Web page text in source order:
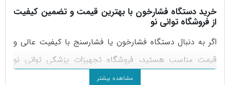
خرید دستگاه فشارخون با بهترین قیمت و تضمین کیفیت
از فروشگاه توانی نو
اگر به دنبال دستگاه فشارخون یا فشارسنج با کیفیت عالی و
قیمت مناسب هستید، فروشگاه تجهیزات پزشکی توانی نو
بهترین گزینه برای شماست! ما انواع دستگاه فشارخون عقربه‌ای،
مشاهده بیشتر